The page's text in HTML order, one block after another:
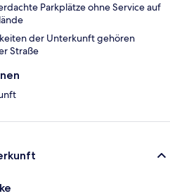
Parkplätze ohne Service auf
der Unterkunft gehören
Straße